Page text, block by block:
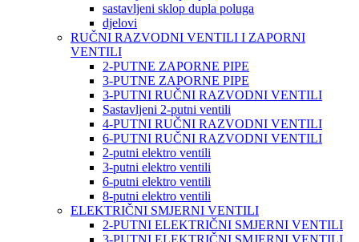
sastavljeni sklop dupla poluga
djelovi
RUČNI RAZVODNI VENTILI I ZAPORNI
VENTILI
2-PUTNE ZAPORNE PIPE
3-PUTNE ZAPORNE PIPE
3-PUTNI RUČNI RAZVODNI VENTILI
Sastavljeni 2-putni ventili
4-PUTNI RUČNI RAZVODNI VENTILI
6-PUTNI RUČNI RAZVODNI VENTILI
2-putni elektro ventili
3-putni elektro ventili
6-putni elektro ventili
8-putni elektro ventili
ELEKTRIČNI SMJERNI VENTILI
2-PUTNI ELEKTRIČNI SMJERNI VENTILI
3-PUTNI ELEKTRIČNI SMJERNI VENTILI